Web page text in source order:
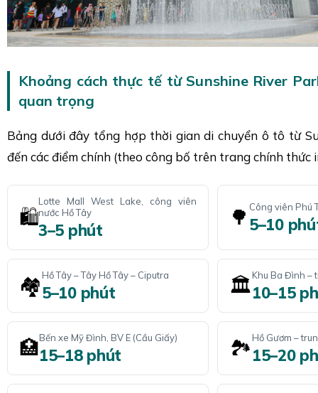
Khoảng cách thực tế từ Sunshine River
quan trọng
Bảng dưới đây tổng hợp thời gian di chuyển ô tô từ
đến các điểm chính (theo công bố trên trang chính thức
🛍️
Lotte Mall West Lake, công viên
nước Hồ Tây
3–5 phút
🌳 Công viên Phú
5–10
🏘️ Hồ Tây – Tây Hồ Tây – Ciputra
5–10 phút 🏛️Khu Ba Đình –
10–15
🏥Bến xe Mỹ Đình, BV E (Cầu Giấy)
15–18 phút 🏞️ Hồ Gươm –
15–20